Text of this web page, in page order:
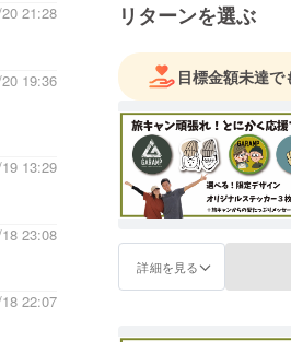
21:28
19:36
13:29
23:08
22:07
リターンを選ぶ
目標金額未達
詳細を見る